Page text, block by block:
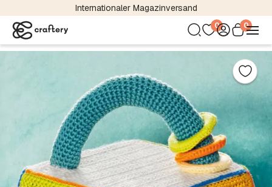
Kostenloser Versand bereits ab 24,95 €
0 0